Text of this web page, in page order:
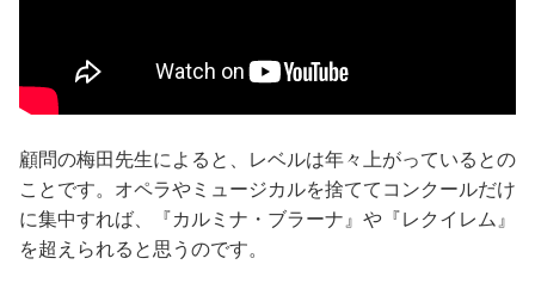
顧問の梅田先生によると、レベルは年々上がっているとの
ことです。オペラやミュージカルを捨ててコンクールだけ
に集中すれば、『カルミナ・ブラーナ』や『レクイレム』
を超えられると思うのです。